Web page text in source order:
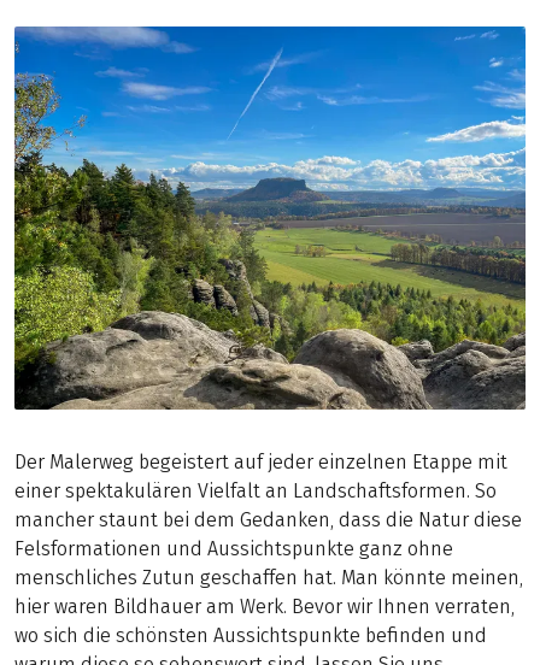
Der Malerweg begeistert auf jeder einzelnen Etappe mit
einer spektakulären Vielfalt an Landschaftsformen. So
mancher staunt bei dem Gedanken, dass die Natur diese
Felsformationen und Aussichtspunkte ganz ohne
menschliches Zutun geschaffen hat. Man könnte meinen,
hier waren Bildhauer am Werk. Bevor wir Ihnen verraten,
wo sich die schönsten Aussichtspunkte befinden und